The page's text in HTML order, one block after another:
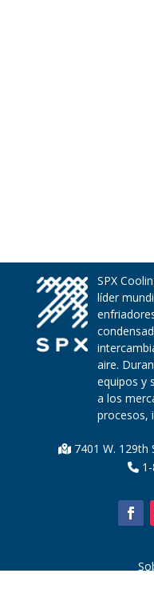
SPX
líder
aire.
equipos y
a los
procesos,
7401 W. 129th
1-